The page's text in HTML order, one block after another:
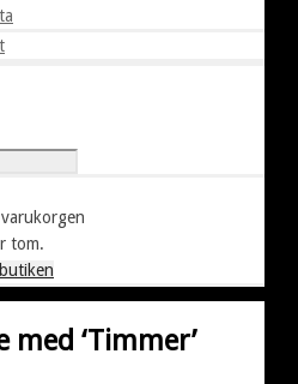
tom.
med ‘Timmer’